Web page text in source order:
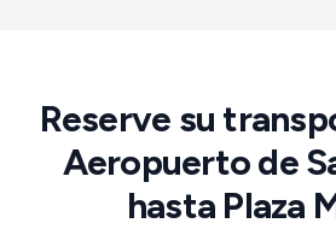
Reserve su
Aeropuerto de
hasta Plaza